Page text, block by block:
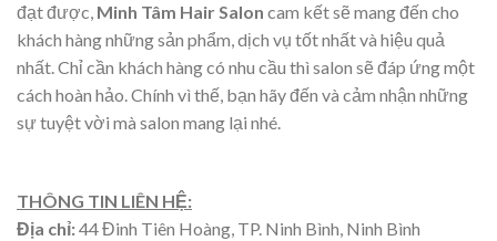
đạt được, Minh Tâm Hair Salon cam kết sẽ mang đến cho
khách hàng những sản phẩm, dịch vụ tốt nhất và hiệu quả
nhất. Chỉ cần khách hàng có nhu cầu thì salon sẽ đáp ứng một
cách hoàn hảo. Chính vì thế, bạn hãy đến và cảm nhận những
sự tuyệt vời mà salon mang lại nhé.
THÔNG TIN LIÊN HỆ:
Địa chỉ:44 Đinh Tiên Hoàng, TP. Ninh Bình, Ninh Bình